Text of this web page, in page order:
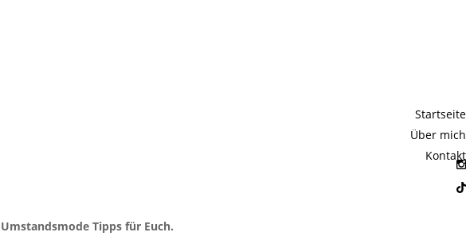
Startseite
Über mich
Kontakt
Tipps
Tipps für Euch.